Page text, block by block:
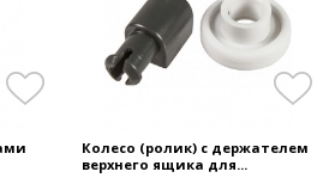
Колесо (ролик) с держателем
верхнего ящика для...